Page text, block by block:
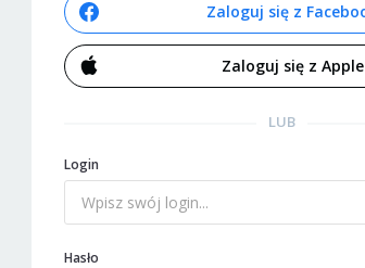
Zaloguj się z
Zaloguj się z Apple
LUB
Login
Hasło